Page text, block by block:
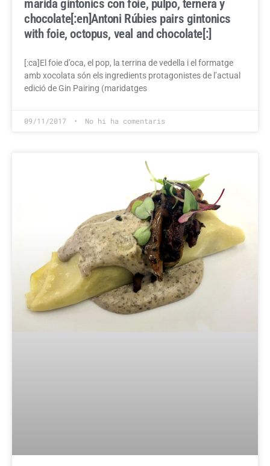
marida gintonics con foie, pulpo, ternera y
chocolate[:en]Antoni Rúbies pairs gintonics
with foie, octopus, veal and chocolate[:]
[:ca]El foie d’oca, el pop, la terrina de vedella i el formatge
amb xocolata són els ingredients protagonistes de l’actual
edició de Gin Pairing (maridatges
09/11/2017 No hi ha comentaris